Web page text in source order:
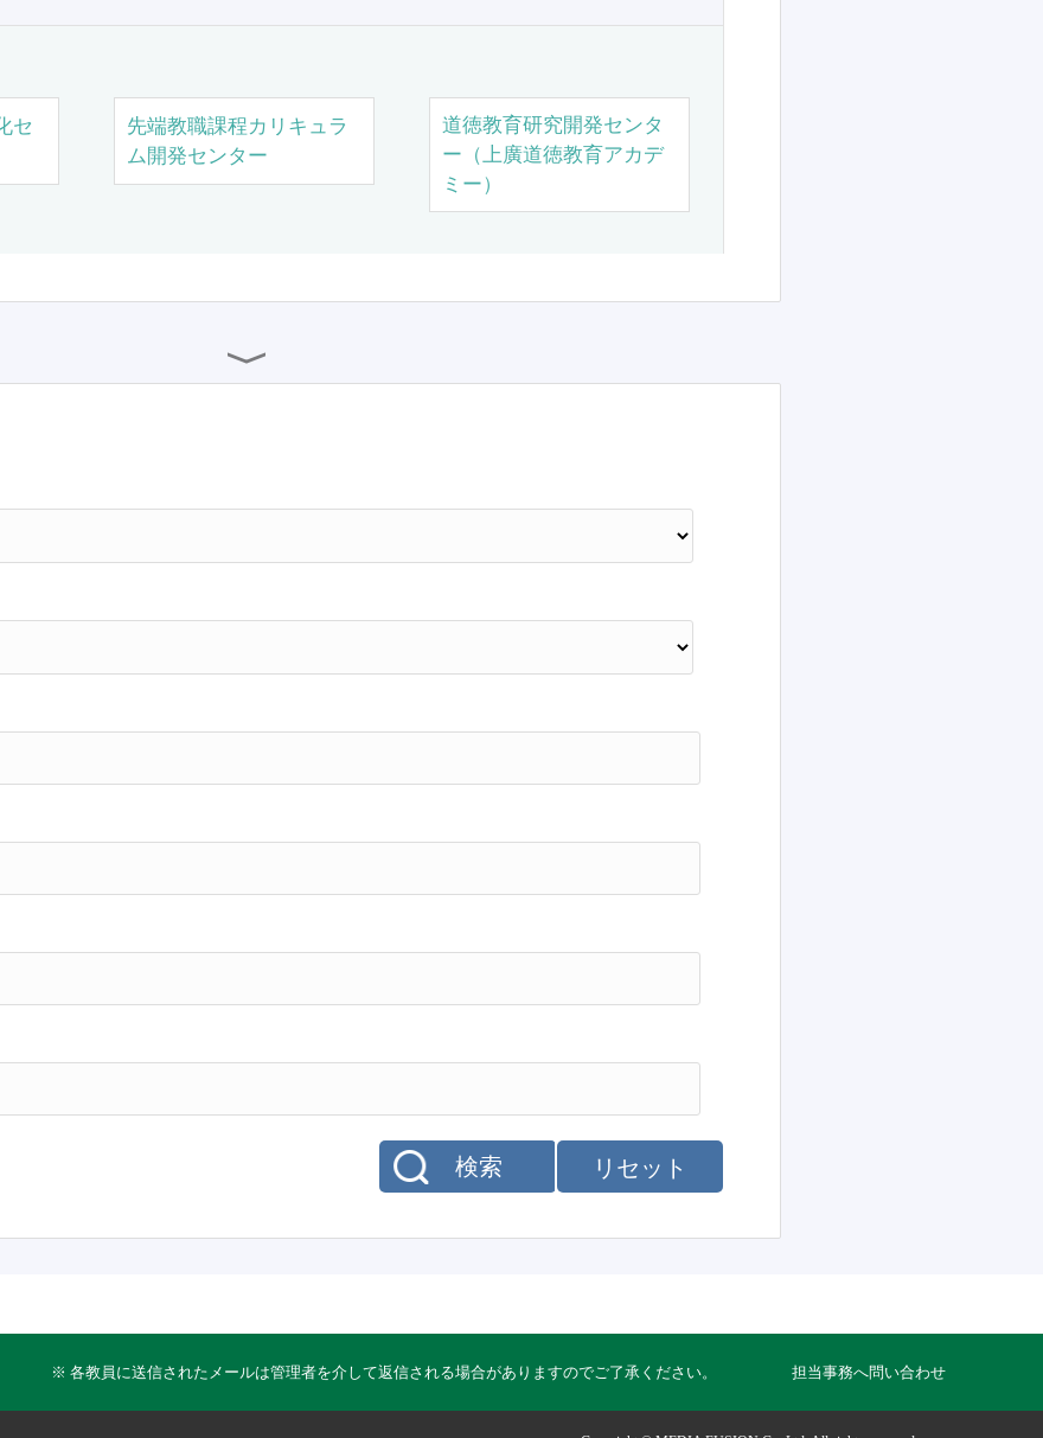
セ
先端教職課程カリキュラ
ム開発センター
道徳教育研究開発センタ
ー（上廣道徳教育アカデ
ミー）
リセット
検索
※ 各教員に送信されたメールは管理者を介して返信される場合がありますのでご了承ください。 担当事務へ問い合わせ